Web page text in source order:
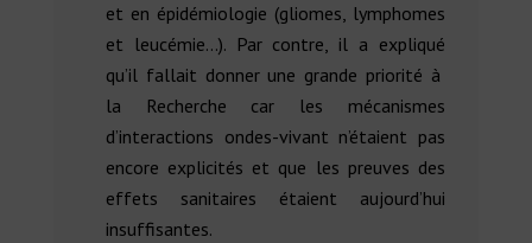
et en épidémiologie (gliomes, lymphomes
et leucémie…). Par contre, il a expliqué
qu’il fallait donner une grande priorité à
la Recherche car les mécanismes
d’interactions ondes-vivant n’étaient pas
encore explicités et que les preuves des
effets sanitaires étaient aujourd’hui
insuffisantes.